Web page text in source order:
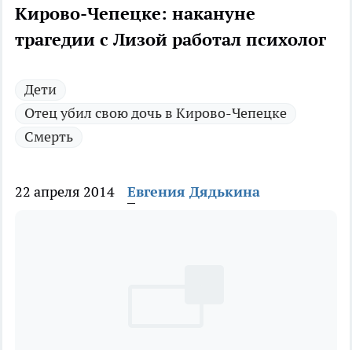
Кирово-Чепецке: накануне
трагедии с Лизой работал психолог
Дети
Отец убил свою дочь в Кирово-Чепецке
Смерть
22 апреля 2014 Евгения Дядькина